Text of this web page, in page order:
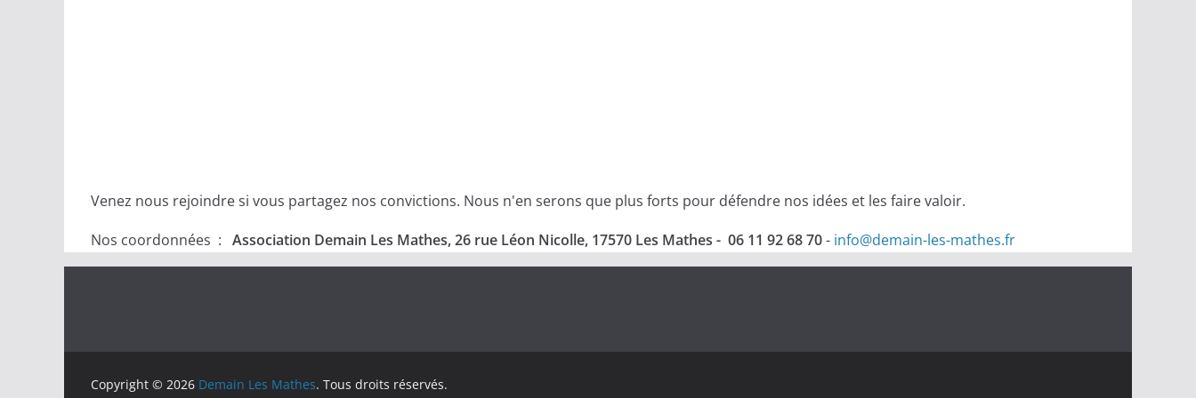
Venez nous rejoindre si vous partagez nos convictions. Nous n'en serons que plus forts pour défendre nos idées et les faire valoir.
Nos coordonnées : Association Demain Les Mathes, 26 rue Léon Nicolle, 17570 Les Mathes - 06 11 92 68 70- info@demain-les-mathes.fr
Copyright © 2026 Demain Les Mathes. Tous droits réservés.